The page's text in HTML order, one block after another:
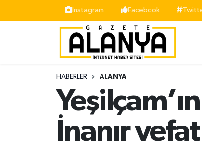
İnstagram Facebook
HABERLER ALANYA
İnanır
İstanbul Nöbetçi Eczaneler
İstanbul Hava Durumu
Süper Lig Puan Durumu ve Fikstür
Tüm Manşetler